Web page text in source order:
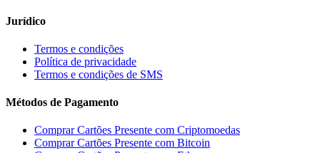
Jurídico
Termos e condições
Política de privacidade
Termos e condições de SMS
Métodos de Pagamento
Comprar Cartões Presente com Criptomoedas
Comprar Cartões Presente com Bitcoin